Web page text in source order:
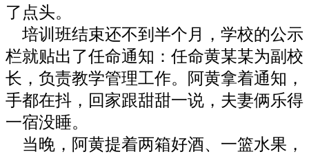
了点头。
培训班结束还不到半个月，学校的公示
栏就贴出了任命通知：任命黄某某为副校
长，负责教学管理工作。阿黄拿着通知，
手都在抖，回家跟甜甜一说，夫妻俩乐得
一宿没睡。
当晚，阿黄提着两箱好酒、一篮水果，